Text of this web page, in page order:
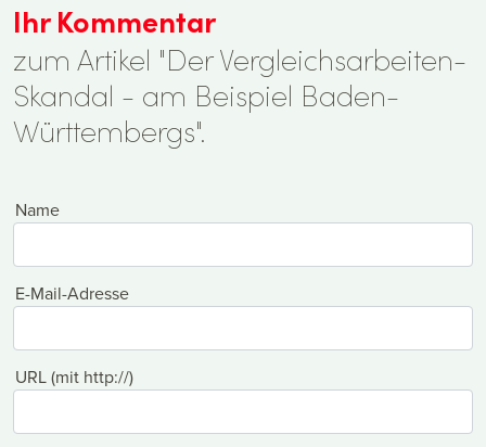
Ihr Kommentar
zum Artikel "Der Vergleichsarbeiten-
Skandal - am Beispiel Baden-
Württembergs".
Name
E-Mail-Adresse
URL (mit http://)